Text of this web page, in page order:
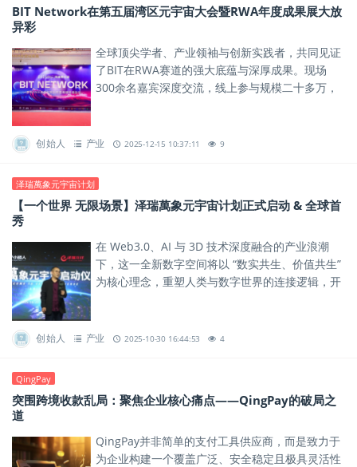
BIT Network在第五届湾区元宇宙大会暨RWA年度成果展大放
异彩
全球顶尖学者、产业领袖与创新实践者，共同见证
了BIT在RWA赛道的强大底蕴与深厚成果。现场
300余名嘉宾深度交流，线上参与规模二十多万，
创始人 产业 2025-12-15 10:37:11 9
泽瑞萬象元宇宙计划
【一个世界 无限场景】泽瑞萬象元宇宙计划正式启动 & 全球首
秀
在 Web3.0、AI 与 3D 技术深度融合的产业浪潮
下，这一全新数字空间将以 “数实共生、价值共生”
为核心理念，重塑人类与数字世界的连接逻辑，开
创始人 产业 2025-10-30 16:44:53 4
QingPay
突围跨境收款乱局：聚焦企业核心痛点——QingPay的破局之
道
QingPay并非简单的支付工具供应商，而是致力于
为企业构建一个覆盖广泛、安全稳定且极具灵活性